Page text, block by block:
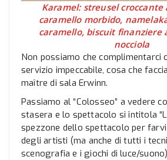
Karamel: streusel croccante
caramello morbido,
caramello, biscuit finanziere
nocciola
Non possiamo che complimentarci
servizio impeccabile, cosa che
maître di sala Erwinn.
Passiamo al “Colosseo” a vedere
stasera e lo spettacolo si intitola
spezzone dello spettacolo per
degli artisti (ma anche di tutti i
scenografia e i giochi di luce/